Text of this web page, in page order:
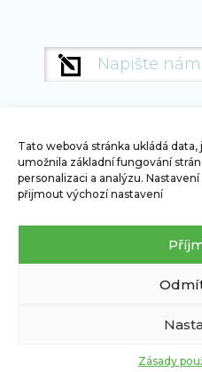
Tato webová stránka ukládá
umožnila základní fungování
personalizaci a analýzu.
přijmout výchozí nastavení
Zásady
Jméno
příjmení
PRO OBČANY PRO
PRO OBCE PRO
Tvorba